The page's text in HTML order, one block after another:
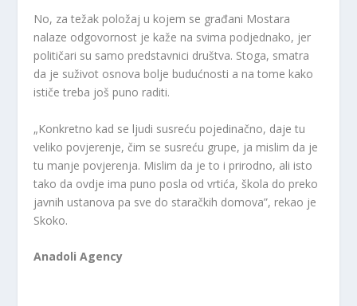
No, za težak položaj u kojem se građani Mostara
nalaze odgovornost je kaže na svima podjednako, jer
političari su samo predstavnici društva. Stoga, smatra
da je suživot osnova bolje budućnosti a na tome kako
ističe treba još puno raditi.
„Konkretno kad se ljudi susreću pojedinačno, daje tu
veliko povjerenje, čim se susreću grupe, ja mislim da je
tu manje povjerenja. Mislim da je to i prirodno, ali isto
tako da ovdje ima puno posla od vrtića, škola do preko
javnih ustanova pa sve do staračkih domova”, rekao je
Skoko.
Anadoli Agency